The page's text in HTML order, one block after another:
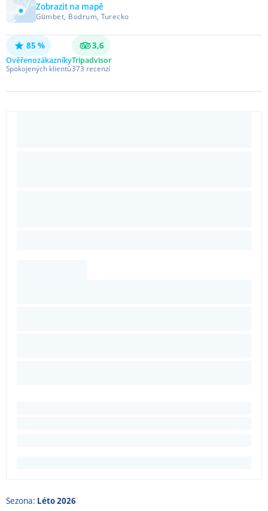
Zobrazit na mapě
Gümbet, Bodrum, Turecko
85 %
Ověřenozákazníky
Spokojených klientů
3,6
Tripadvisor
373 recenzí
Sezona: Léto 2026